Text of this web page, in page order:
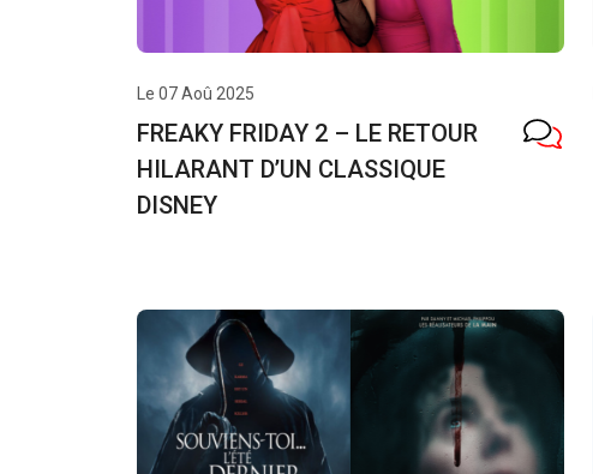
Le 07 Aoû 2025
FREAKY FRIDAY 2 – LE RETOUR
HILARANT D’UN CLASSIQUE
DISNEY